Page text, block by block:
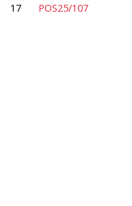
17
POS25/107